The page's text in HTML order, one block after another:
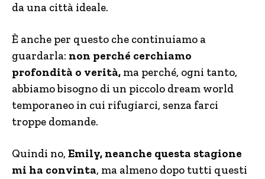
da una città ideale.
È anche per questo che continuiamo a
guardarla: non perché cerchiamo
profondità o verità, ma perché, ogni tanto,
abbiamo bisogno di un piccolo dream world
temporaneo in cui rifugiarci, senza farci
troppe domande.
Quindi no, Emily, neanche questa stagione
mi ha convinta, ma almeno dopo tutti questi